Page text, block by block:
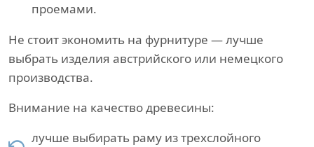
проемами.
Не стоит экономить на фурнитуре — лучше
выбрать изделия австрийского или немецкого
производства.
Внимание на качество древесины:
лучше выбирать раму из трехслойного